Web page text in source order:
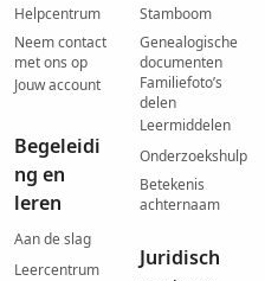
Helpcentrum
Neem contact
met ons op
Jouw account
Begeleidi
ng en
leren
Aan de slag
Leercentrum
Stamboom
Genealogische
documenten
Familiefoto’s
delen
Leermiddelen
Onderzoekshulp
Betekenis
achternaam
Juridisch